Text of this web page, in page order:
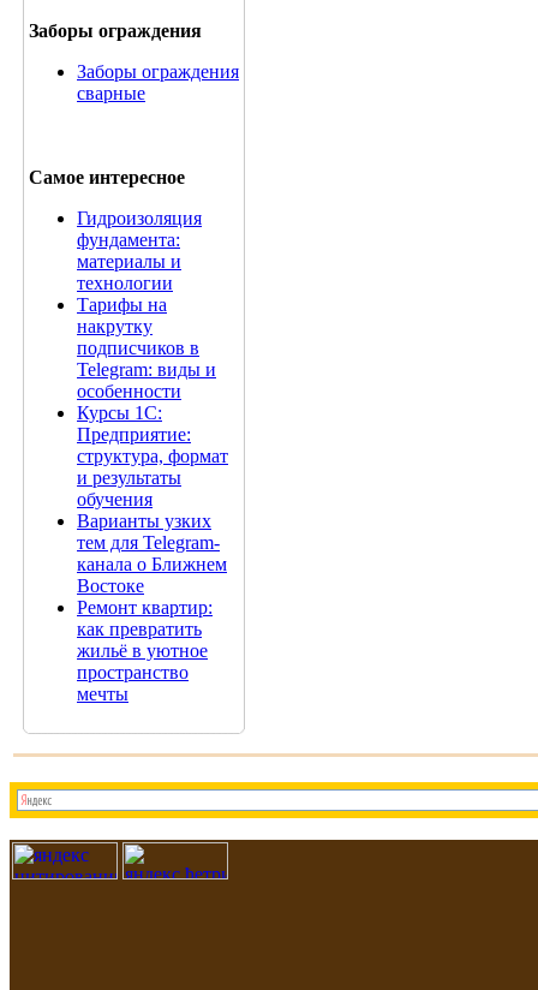
Заборы ограждения
Заборы ограждения
сварные
Самое интересное
Гидроизоляция
фундамента:
материалы и
технологии
Тарифы на
накрутку
подписчиков в
Telegram: виды и
особенности
Курсы 1С:
Предприятие:
структура, формат
и результаты
обучения
Варианты узких
тем для Telegram-
канала о Ближнем
Востоке
Ремонт квартир:
как превратить
жильё в уютное
пространство
мечты